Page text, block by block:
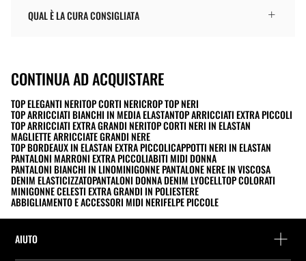
QUAL È LA CURA CONSIGLIATA
CONTINUA AD ACQUISTARE
TOP ELEGANTI NERITOP CORTI NERICROP TOP NERI
TOP ARRICCIATI BIANCHI IN MEDIA ELASTANTOP ARRICCIATI EXTRA PICCOLI
TOP ARRICCIATI EXTRA GRANDI NERITOP CORTI NERI IN ELASTAN
MAGLIETTE ARRICCIATE GRANDI NERE
TOP BORDEAUX IN ELASTAN EXTRA PICCOLICAPPOTTI NERI IN ELASTAN
PANTALONI MARRONI EXTRA PICCOLIABITI MIDI DONNA
PANTALONI BIANCHI IN LINOMINIGONNE PANTALONE NERE IN VISCOSA
DENIM ELASTICIZZATOPANTALONI DONNA DENIM LYOCELLTOP COLORATI
MINIGONNE CELESTI EXTRA GRANDI IN POLIESTERE
ABBIGLIAMENTO E ACCESSORI MIDI NERIFELPE PICCOLE
AIUTO